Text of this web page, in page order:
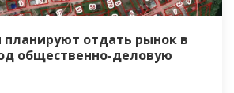
планируют отдать рынок в
общественно-деловую